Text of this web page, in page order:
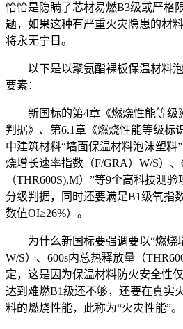
恰恰是隐瞒了芯材易燃B3级或严格
题，如果这种有严重火灾隐患的材
将永无宁日。
以下是以聚氨酯裸板保温材料
要素：
新国标的第4章《燃烧性能等级
判据》、第6.1章《燃烧性能等级标
中建筑材料“墙面保温材料泡沫塑料
烧增长速率指数（F/GRA）W/S）
（THR600S),M）”等9个高科技测
分级判据，同时还要满足B1级氧指
数值OI≥26%）。
为什么新国标要强调要以“燃烧
W/S）、600s内总热释放量（
定，这是因为保温材料防火安全性
达到难燃B1级还不够，还要在真实
料的燃烧性能，此称为“火灾性能”。